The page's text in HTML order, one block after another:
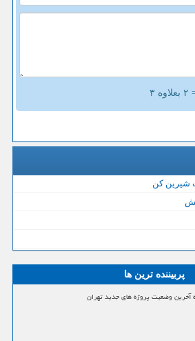
۳
شیرین کن
پربیننده ترین ها
آخرین وضعیت پروژه های جدید تهران